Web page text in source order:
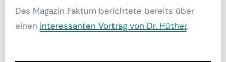
Das Magazin Faktum berichtete bereits über
einen interessanten Vortrag von Dr. Hüther.